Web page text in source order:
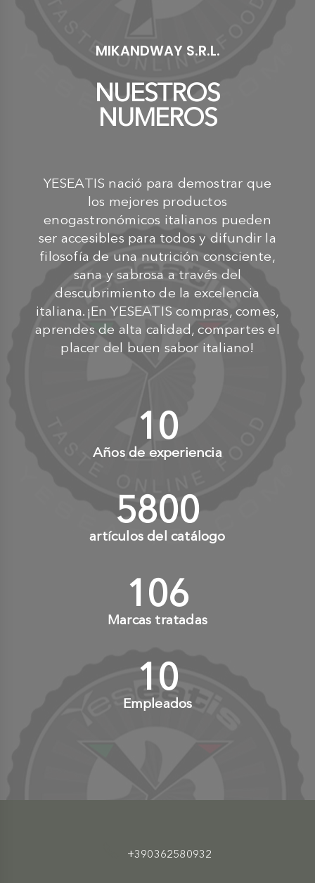
MIKANDWAY S.R.L.
NUESTROS
NUMEROS
YESEATIS nació para demostrar que
los mejores productos
enogastronómicos italianos pueden
ser accesibles para todos y difundir la
filosofía de una nutrición consciente,
sana y sabrosa a través del
descubrimiento de la excelencia
italiana.¡En YESEATIS compras, comes,
aprendes de alta calidad, compartes el
placer del buen sabor italiano!
10+
Años de experiencia
6000+
artículos del catálogo
110+
Marcas tratadas
10+
Empleados
+390362580932